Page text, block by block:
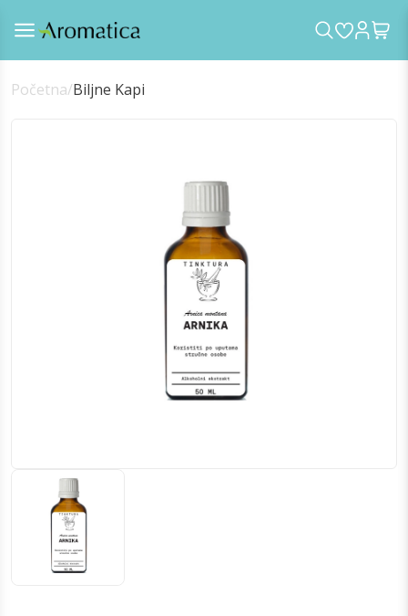
Početna/Biljne Kapi